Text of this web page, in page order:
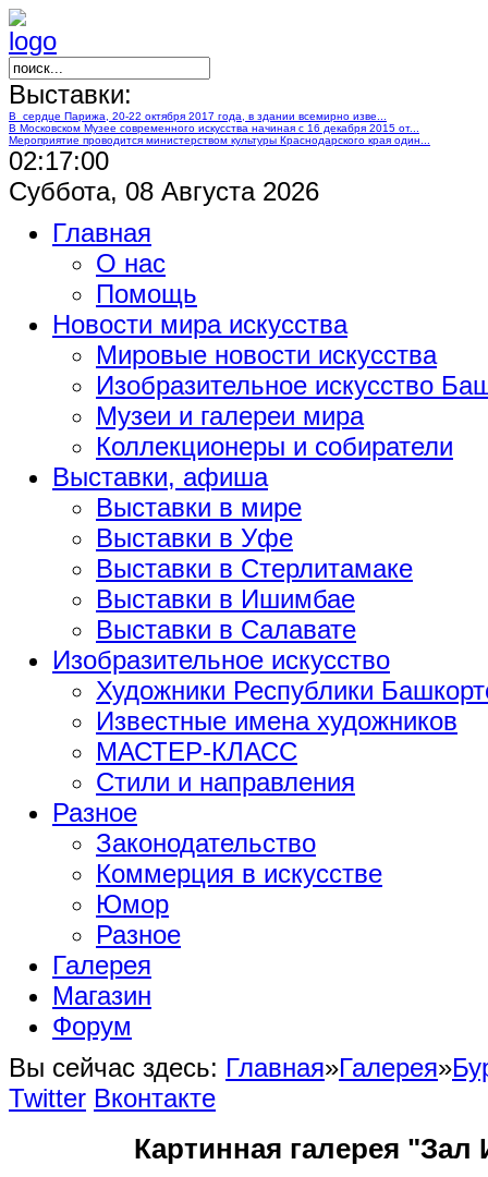
Выставки:
В сердце Парижа, 20-22 октября 2017 года, в здании всемирно изве...
В Московском Музее современного искусства начиная с 16 декабря 2015 от...
Мероприятие проводится министерством культуры Краснодарского края один...
02:17:01
Суббота, 08 Августа 2026
Главная
О нас
Помощь
Новости мира искусства
Мировые новости искусства
Изобразительное искусство
Музеи и галереи мира
Коллекционеры и собиратели
Выставки, афиша
Выставки в мире
Выставки в Уфе
Выставки в Стерлитамаке
Выставки в Ишимбае
Выставки в Салавате
Изобразительное искусство
Художники Республики
Известные имена художников
МАСТЕР-КЛАСС
Стили и направления
Разное
Законодательство
Коммерция в искусстве
Юмор
Разное
Галерея
Магазин
Форум
Вы сейчас здесь: Главная»Галерея»
Twitter Вконтакте
Картинная галерея "Зал